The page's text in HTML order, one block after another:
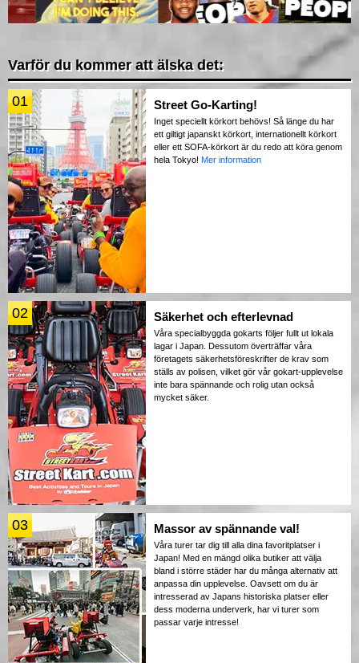
Varför du kommer att älska det:
01 Street Go-Karting!
Inget speciellt körkort behövs! Så länge du har
ett giltigt japanskt körkort, internationellt körkort
eller ett SOFA-körkort är du redo att köra genom
hela Tokyo! Mer information
02 Säkerhet och efterlevnad
Våra specialbyggda gokarts följer fullt ut lokala
lagar i Japan. Dessutom överträffar våra
företagets säkerhetsföreskrifter de krav som
ställs av polisen, vilket gör vår gokart-upplevelse
inte bara spännande och rolig utan också
mycket säker.
03 Massor av spännande val!
Våra turer tar dig till alla dina favoritplatser i
Japan! Med en mängd olika butiker att välja
bland i större städer har du många alternativ att
anpassa din upplevelse. Oavsett om du är
intresserad av Japans historiska platser eller
dess moderna underverk, har vi turer som
passar varje intresse!